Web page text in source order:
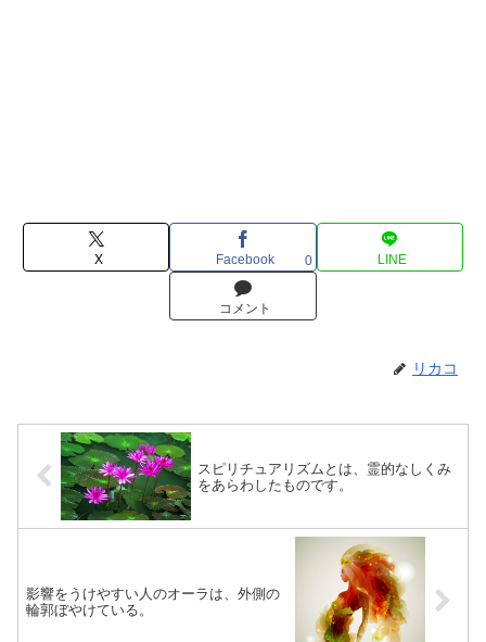
X Facebook 0 LINE
コメント
リカコ
スピリチュアリズムとは、霊的なしくみ
をあらわしたものです。
影響をうけやすい人のオーラは、外側の
輪郭ぼやけている。